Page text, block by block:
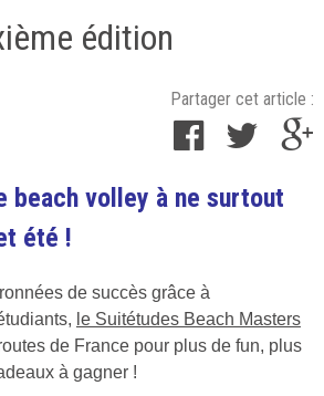
édition
Partager cet article :
beach volley à ne surtout
été !
de succès grâce à
le Suitétudes Beach Masters
de France pour plus de fun, plus
à gagner !